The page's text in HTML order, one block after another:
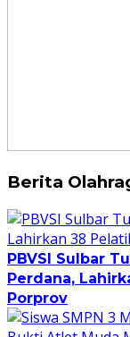
Berita
PBVSI Sulbar
Perdana,
Porprov